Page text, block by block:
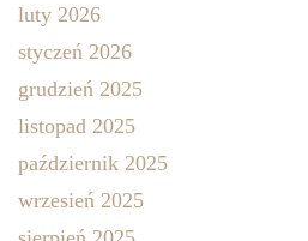
luty 2026
styczeń 2026
grudzień 2025
listopad 2025
październik 2025
wrzesień 2025